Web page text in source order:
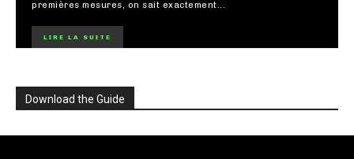
premières mesures, on sait exactement...
LIRE LA SUITE
Download the Guide